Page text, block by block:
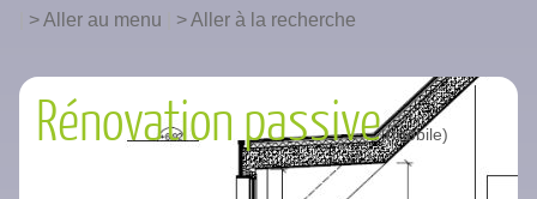
Rénovation passive
Aller au menu Aller à la recherche